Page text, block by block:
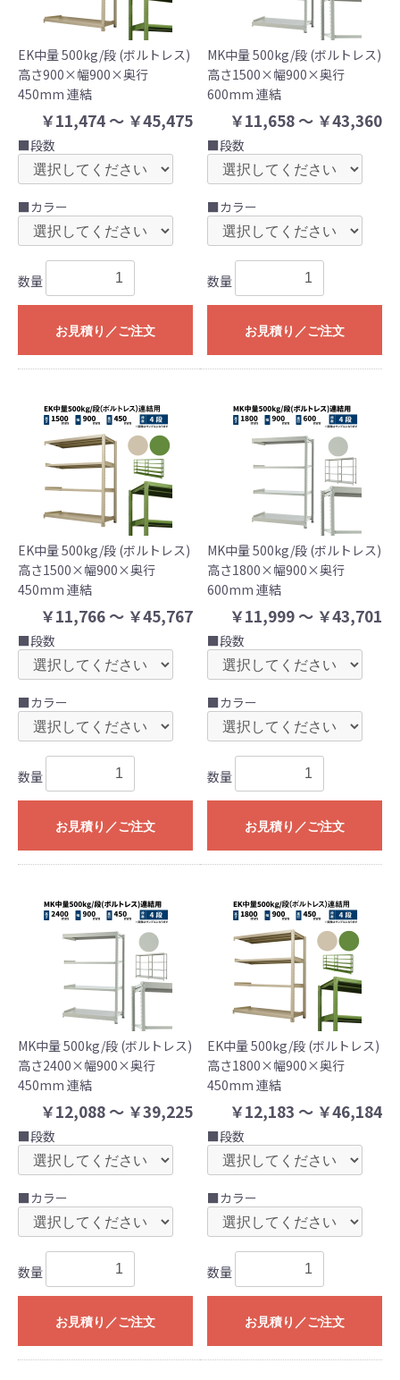
EK中量 500kg/段 (ボルトレス)
高さ900×幅900×奥行
450mm 連結
￥11,474 ～ ￥45,475
■段数
■カラー
数量
お見積り／ご注文
MK中量 500kg/段 (ボルトレス)
高さ1500×幅900×奥行
600mm 連結
￥11,658 ～ ￥43,360
■段数
■カラー
数量
お見積り／ご注文
EK中量 500kg/段 (ボルトレス)
高さ1500×幅900×奥行
450mm 連結
￥11,766 ～ ￥45,767
■段数
■カラー
数量
お見積り／ご注文
MK中量 500kg/段 (ボルトレス)
高さ1800×幅900×奥行
600mm 連結
￥11,999 ～ ￥43,701
■段数
■カラー
数量
お見積り／ご注文
MK中量 500kg/段 (ボルトレス)
高さ2400×幅900×奥行
450mm 連結
￥12,088 ～ ￥39,225
■段数
■カラー
数量
お見積り／ご注文
EK中量 500kg/段 (ボルトレス)
高さ1800×幅900×奥行
450mm 連結
￥12,183 ～ ￥46,184
■段数
■カラー
数量
お見積り／ご注文